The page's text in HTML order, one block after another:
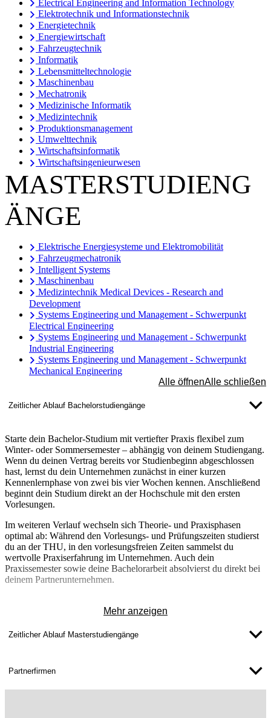
Electrical Engineering and Information Technology
Elektrotechnik und Informationstechnik
Energietechnik
Energiewirtschaft
Fahrzeugtechnik
Informatik
Lebensmitteltechnologie
Maschinenbau
Mechatronik
Medizinische Informatik
Medizintechnik
Produktionsmanagement
Umwelttechnik
Wirtschaftsinformatik
Wirtschaftsingenieurwesen
MASTERSTUDIENG
ÄNGE
Elektrische Energiesysteme und Elektromobilität
Fahrzeugmechatronik
Intelligent Systems
Maschinenbau
Medizintechnik Medical Devices - Research and
Development
Systems Engineering und Management - Schwerpunkt
Electrical Engineering
Systems Engineering und Management - Schwerpunkt
Industrial Engineering
Systems Engineering und Management - Schwerpunkt
Mechanical Engineering
Alle öffnenAlle schließen
Zeitlicher Ablauf Bachelorstudiengänge
Starte dein Bachelor-Studium mit vertiefter Praxis flexibel zum
Winter- oder Sommersemester– abhängig von deinem Studiengang.
Wenn du deinen Vertrag bereits vor Studienbeginn abgeschlossen
hast, lernst du dein Unternehmen zunächst in einer kurzen
Kennenlernphase von zwei bis vier Wochen kennen. Anschließend
beginnt dein Studium direkt an der Hochschule mit den ersten
Vorlesungen.
Im weiteren Verlaufwechseln sich Theorie- und Praxisphasen
optimal ab: Während den Vorlesungs- und Prüfungszeiten studierst
du an derTHU, in den vorlesungsfreien Zeiten sammelst du
wertvolle Praxiserfahrung im Unternehmen. Auch dein
Praxissemestersowie deine Bachelorarbeit absolvierst du direkt bei
deinem Partnerunternehmen.
Mehr anzeigen
Zeitlicher Ablauf Masterstudiengänge
Partnerfirmen